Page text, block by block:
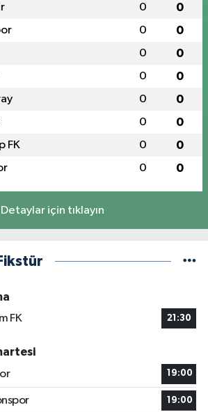
0 0
0 0
0 0
0 0
0 0
0 0
FK 0 0
0 0
Detaylar için tıklayın
FK
21:30
19:00
19:00